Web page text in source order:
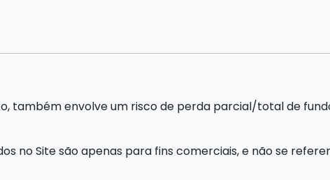
também envolve um risco de perda parcial/total de
no Site são apenas para fins comerciais, e não se